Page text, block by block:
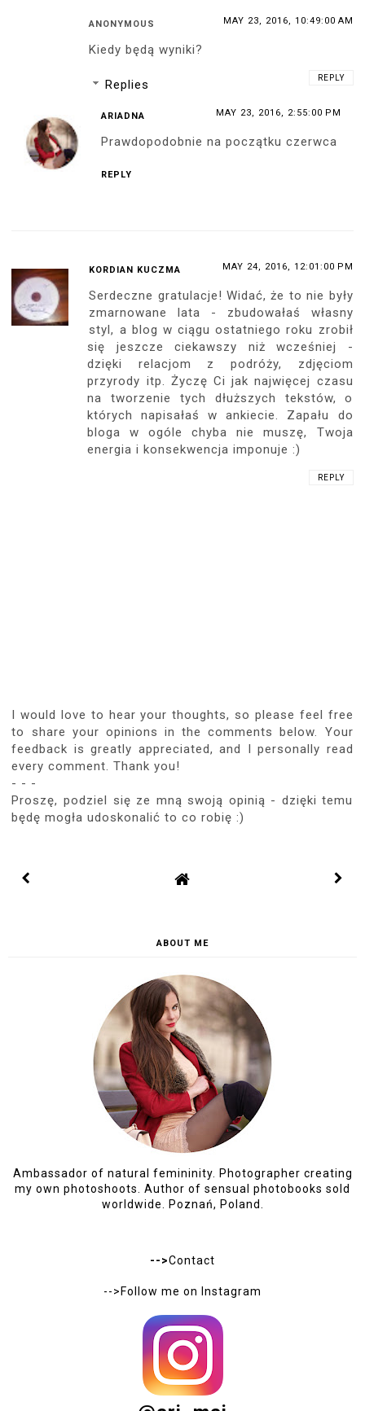
ANONYMOUS MAY 23, 2016, 10:49:00 AM
Kiedy będą wyniki?
REPLY
Replies
ARIADNA MAY 23, 2016, 2:55:00 PM
Prawdopodobnie na początku czerwca
REPLY
KORDIAN KUCZMA MAY 24, 2016, 12:01:00 PM
Serdeczne gratulacje! Widać, że to nie były
zmarnowane lata - zbudowałaś własny
styl, a blog w ciągu ostatniego roku zrobił
się jeszcze ciekawszy niż wcześniej -
dzięki relacjom z podróży, zdjęciom
przyrody itp. Życzę Ci jak najwięcej czasu
na tworzenie tych dłuższych tekstów, o
których napisałaś w ankiecie. Zapału do
bloga w ogóle chyba nie muszę, Twoja
energia i konsekwencja imponuje :)
REPLY
I would love to hear your thoughts, so please feel free
to share your opinions in the comments below. Your
feedback is greatly appreciated, and I personally read
every comment. Thank you!
- - -
Proszę, podziel się ze mną swoją opinią - dzięki temu
będę mogła udoskonalić to co robię :)
ABOUT ME
Ambassador of natural femininity. Photographer creating
my own photoshoots. Author of sensual photobooks sold
worldwide. Poznań, Poland.
-->Contact
-->Follow me on Instagram